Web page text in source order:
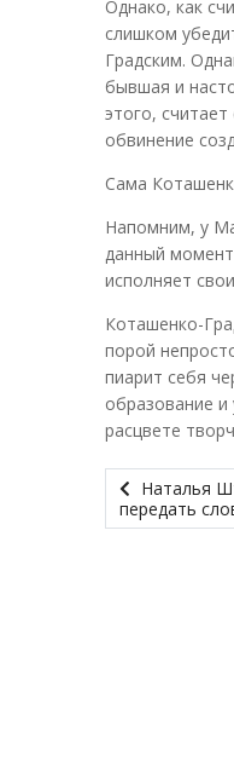
Однако, как
слишком
Градским.
бывшая и
этого,
обвинение
Сама
Напомним, у
данный
исполняет
Коташенко-
порой
пиарит себя
образование
расцвете
Наталья
передать